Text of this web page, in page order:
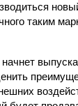
таким